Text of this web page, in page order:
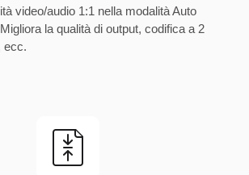
video/audio 1:1 nella modalità Auto
la qualità di output, codifica a 2
ecc.